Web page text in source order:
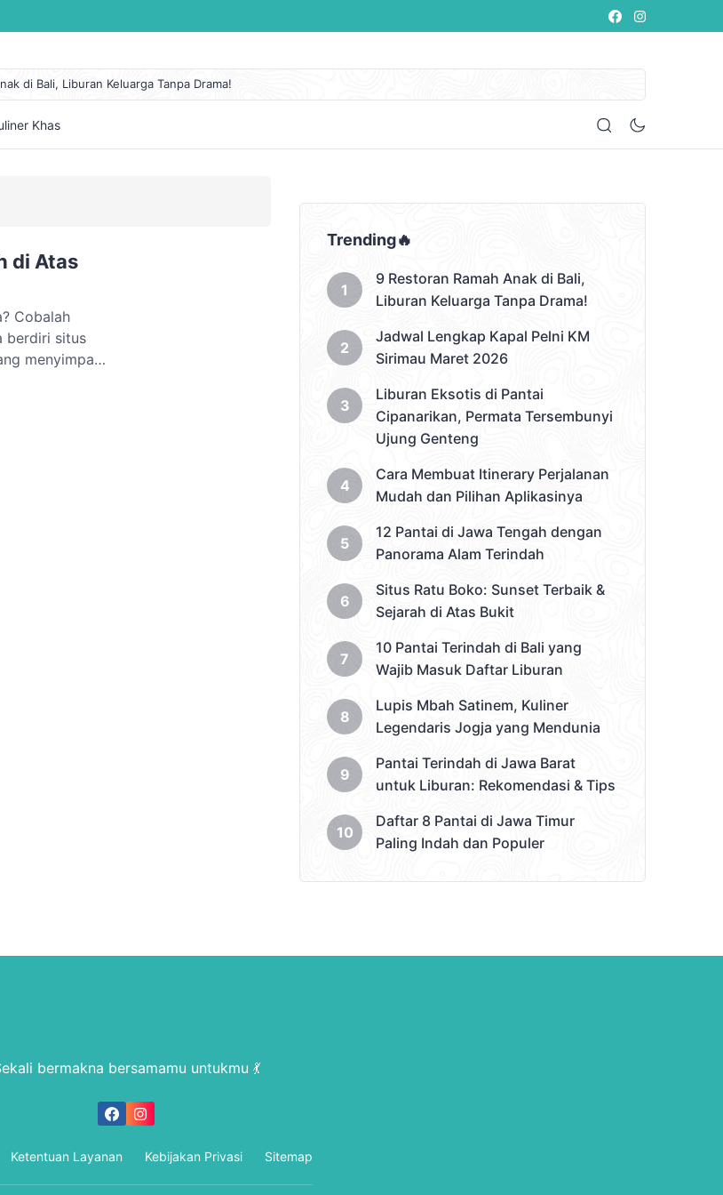
di Bali, Liburan Keluarga Tanpa Drama!
Pelni KM Sirimau Maret 2026
Cipanarikan, Permata Tersembunyi Ujung Genteng
Khas
di Atas
Cobalah
berdiri situs
menyimpan
tempat
Trending🔥
9 Restoran Ramah Anak di Bali,
Liburan Keluarga Tanpa Drama!
Jadwal Lengkap Kapal Pelni KM
Sirimau Maret 2026
Liburan Eksotis di Pantai
Cipanarikan, Permata Tersembunyi
Ujung Genteng
Cara Membuat Itinerary Perjalanan
Mudah dan Pilihan Aplikasinya
12 Pantai di Jawa Tengah dengan
Panorama Alam Terindah
Situs Ratu Boko: Sunset Terbaik &
Sejarah di Atas Bukit
10 Pantai Terindah di Bali yang
Wajib Masuk Daftar Liburan
Lupis Mbah Satinem, Kuliner
Legendaris Jogja yang Mendunia
Pantai Terindah di Jawa Barat
untuk Liburan: Rekomendasi & Tips
Daftar 8 Pantai di Jawa Timur
Paling Indah dan Populer
bermakna bersamamu untukmu 💃
Ketentuan Layanan Kebijakan Privasi Sitemap